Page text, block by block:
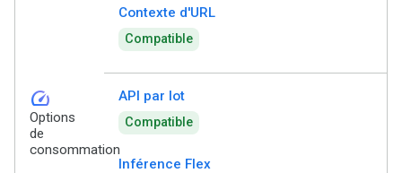
Contexte d'URL
Compatible
speed
Options
de
consommation
API par lot
Compatible
Inférence Flex